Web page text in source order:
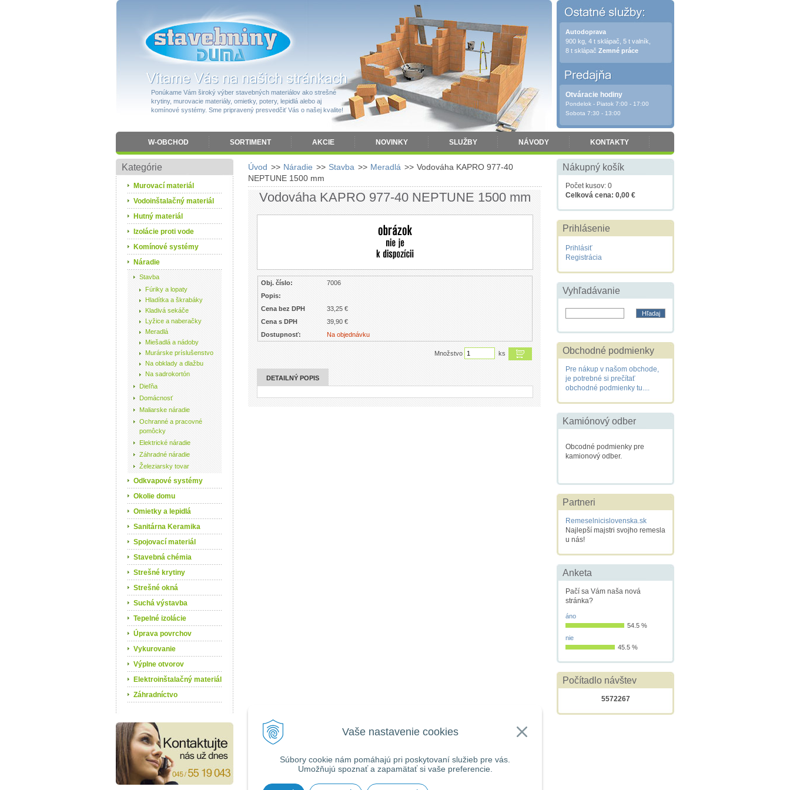
Vaše nastavenie cookies
Súbory cookie nám pomáhajú pri poskytovaní služieb pre vás.
Umožňujú spoznať a zapamätať si vaše preferencie.
Ponúkame Vám široký výber stavebných materiálov ako strešné
krytiny, murovacie materiály, omietky, potery, lepidlá alebo aj
komínové systémy. Sme pripravený presvedčiť Vás o našej kvalite!
W-OBCHOD SORTIMENT AKCIE NOVINKY SLUŽBY NÁVODY KONTAKTY
Autodoprava
900 kg, 4 t sklápač, 5 t valník,
8 t sklápač Zemné práce
Otváracie hodiny
Pondelok - Piatok 7:00 - 17:00
Sobota 7:30 - 13:00
Úvod >> Náradie >> Stavba >> Meradlá >> Vodováha KAPRO 977-40
NEPTUNE 1500 mm
Vodováha KAPRO 977-40 NEPTUNE 1500 mm
Obj. číslo:
7006
Popis:
Cena bez DPH
33,25 €
Cena s DPH
39,90 €
Dostupnosť:
Na objednávku
Množstvo ks
DETAILNÝ POPIS
Kategórie
Murovací materiál
Vodoinštalačný materiál
Hutný materiál
Izolácie proti vode
Komínové systémy
Náradie
Stavba
Fúriky a lopaty
Hladítka a škrabáky
Kladivá sekáče
Lyžice a naberačky
Meradlá
Miešadlá a nádoby
Murárske príslušenstvo
Na obklady a dlažbu
Na sadrokortón
Dieľňa
Domácnosť
Maliarske náradie
Ochranné a pracovné
pomôcky
Elektrické náradie
Záhradné náradie
Železiarsky tovar
Odkvapové systémy
Okolie domu
Omietky a lepidlá
Sanitárna Keramika
Spojovací materiál
Stavebná chémia
Strešné krytiny
Strešné okná
Suchá výstavba
Tepelné izolácie
Úprava povrchov
Vykurovanie
Výplne otvorov
Elektroinštalačný materiál
Záhradníctvo
Nákupný košík
Počet kusov: 0
Celková cena: 0,00 €
Prihlásenie
Prihlásiť
Registrácia
Vyhľadávanie
Obchodné podmienky
Pre nákup v našom obchode,
je potrebné si prečítať
obchodné podmienky tu....
Kamiónový odber
Obcodné podmienky pre
kamionový odber.
Partneri
Remeselnicislovenska.sk
Najlepší majstri svojho remesla
u nás!
Anketa
Pačí sa Vám naša nová
stránka?
áno
54.5 %
nie
45.5 %
Počítadlo návštev
5572267